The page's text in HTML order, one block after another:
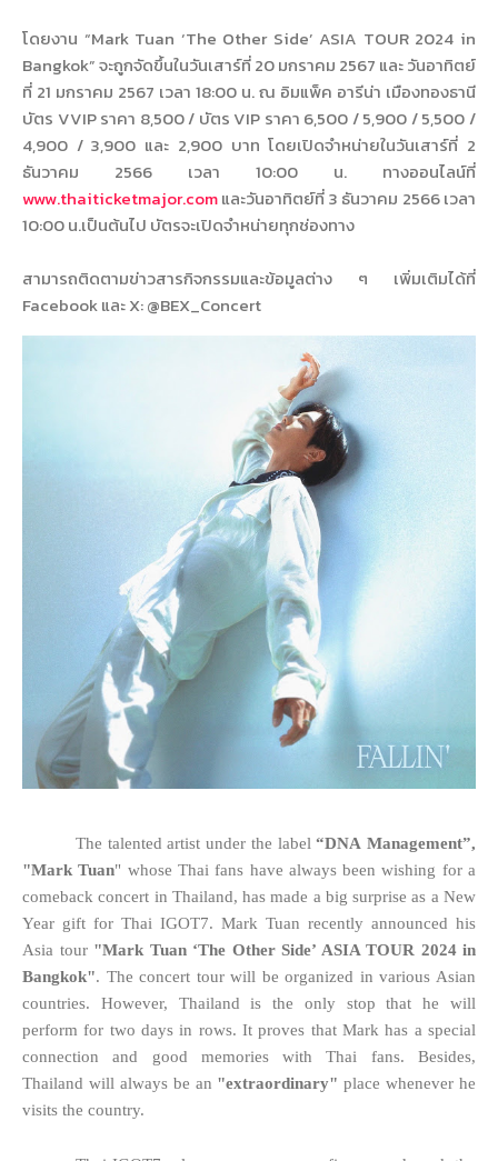
โดยงาน “Mark Tuan ‘The Other Side’ ASIA TOUR 2024 in
Bangkok” จะถูกจัดขึ้นในวันเสาร์ที่ 20 มกราคม 2567 และ วันอาทิตย์
ที่ 21 มกราคม 2567 เวลา 18:00 น. ณ อิมแพ็ค อารีน่า เมืองทองธานี
บัตร VVIP ราคา 8,500 / บัตร VIP ราคา 6,500 / 5,900 / 5,500 /
4,900 / 3,900 และ 2,900 บาท โดยเปิดจำหน่ายในวันเสาร์ที่ 2
ธันวาคม 2566 เวลา 10:00 น. ทางออนไลน์ที่
www.thaiticketmajor.comและวันอาทิตย์ที่ 3 ธันวาคม 2566 เวลา
10:00 น.เป็นต้นไป บัตรจะเปิดจำหน่ายทุกช่องทาง
สามารถติดตามข่าวสารกิจกรรมและข้อมูลต่าง ๆ เพิ่มเติมได้ที่
Facebook และ X: @BEX_Concert
The talented artist under the label“DNA Management”,
"Mark Tuan" whose Thai fans have always been wishing for a
comeback concert in Thailand, has made a big surprise as a New
Year gift for Thai IGOT7. Mark Tuan recently announced his
Asia tour "Mark Tuan ‘The Other Side’ ASIA TOUR 2024 in
Bangkok". The concert tour will be organized in various Asian
countries. However, Thailand is the only stop that he will
perform for two days in rows. It proves that Mark has a special
connection and good memories with Thai fans. Besides,
Thailand will always be an "extraordinary" place whenever he
visits the country.